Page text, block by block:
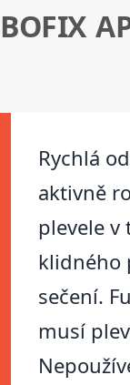
BOFIX
Rychlá
aktivně
plevele v
klidného
sečení.
musí